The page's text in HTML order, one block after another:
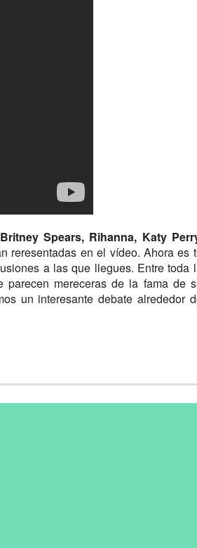
Spears, Rihanna, Katy
reresentadas en el vídeo. Ahora es
a las que llegues. Entre toda
parecen mereceras de la fama de
un interesante debate alrededor